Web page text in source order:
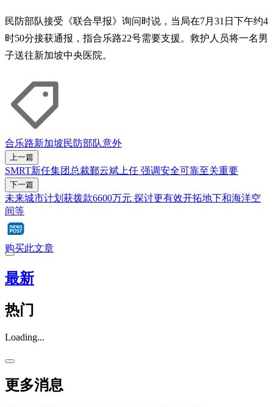
民防部队接受《联合早报》询问时说，当局在7月31日下午约4
时50分接获通报，指合乐路22号需要支援。救护人员将一名男
子送往新加坡中央医院。
合乐路新加坡民防部队意外
上一篇
SMRT新任集团总裁鄞云斌上任 强调安全可靠至关重要
下一篇
未来城市计划获拨款6600万元 探讨更有效开拓地下和海洋空
间等
购买此文章
最新
热门
Loading...
更多消息